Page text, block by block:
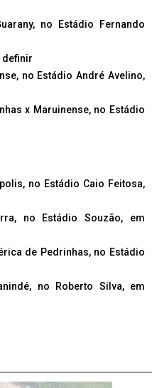
no Estádio Fernando
definir
no Estádio André Avelino,
x Maruinense, no Estádio
no Estádio Caio Feitosa,
no Estádio Souzão, em
de Pedrinhas, no Estádio
no Roberto Silva, em